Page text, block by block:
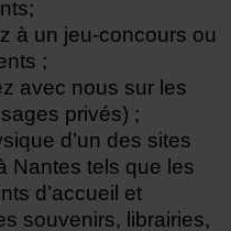
à un jeu-concours ou
;
avec nous sur les
privés) ;
d’un des sites
Nantes tels que les
d’accueil et
souvenirs, librairies,